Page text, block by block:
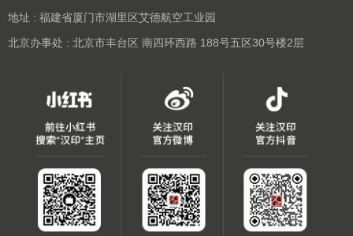
地址 : 福建省厦门市湖里区艾德航空工业园
北京办事处 : 北京市丰台区 南四环西路 188号五区30号楼2层